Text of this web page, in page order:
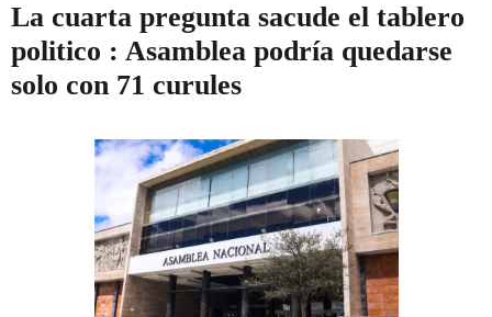
La cuarta pregunta sacude el tablero
politico : Asamblea podría quedarse
solo con 71 curules